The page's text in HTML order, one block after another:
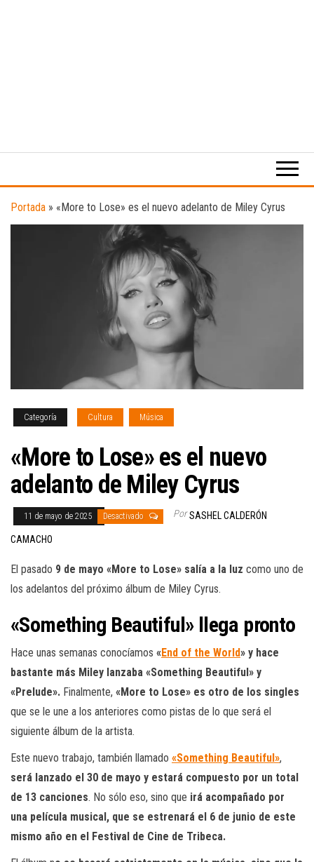
digital
el
música.
Portada » «More to Lose» es el nuevo adelanto de Miley Cyrus
Categoría Cultura Música
«More to Lose» es el nuevo
adelanto de Miley Cyrus
11 de mayo de 2025 Desactivado Por SASHEL CALDERÓN
CAMACHO
El pasado 9 de mayo «More to Lose» salía a la luz como uno de
los adelantos del próximo álbum de Miley Cyrus.
«Something Beautiful» llega pronto
Hace unas semanas conocíamos «End of the World» y hace
bastante más Miley lanzaba «Something Beautiful» y
«Prelude». Finalmente, «More to Lose» es otro de los singles
que se le une a los anteriores como pistas de lo que será el
siguiente álbum de la artista.
Este nuevo trabajo, también llamado «Something Beautiful»,
será lanzado el 30 de mayo y estará compuesto por un total
de 13 canciones. No sólo eso, sino que irá acompañado por
una película musical, que se estrenará el 6 de junio de este
mismo año en el Festival de Cine de Tribeca.